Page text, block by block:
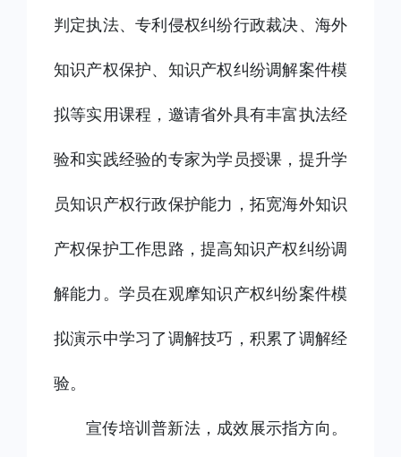
判定执法、专利侵权纠纷行政裁决、海外
知识产权保护、知识产权纠纷调解案件模
拟等实用课程，邀请省外具有丰富执法经
验和实践经验的专家为学员授课，提升学
员知识产权行政保护能力，拓宽海外知识
产权保护工作思路，提高知识产权纠纷调
解能力。学员在观摩知识产权纠纷案件模
拟演示中学习了调解技巧，积累了调解经
验。
宣传培训普新法，成效展示指方向。